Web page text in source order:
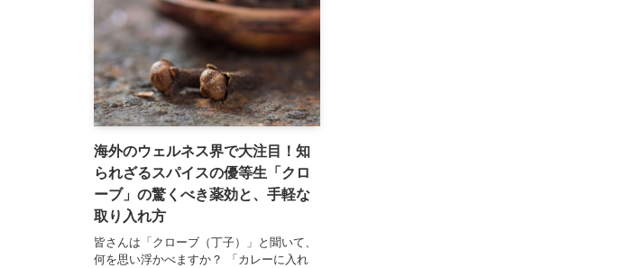
海外のウェルネス界で大注目！知
られざるスパイスの優等生「クロ
ーブ」の驚くべき薬効と、手軽な
取り入れ方
皆さんは「クローブ（丁子）」と聞いて、
何を思い浮かべますか？ 「カレーに入れ